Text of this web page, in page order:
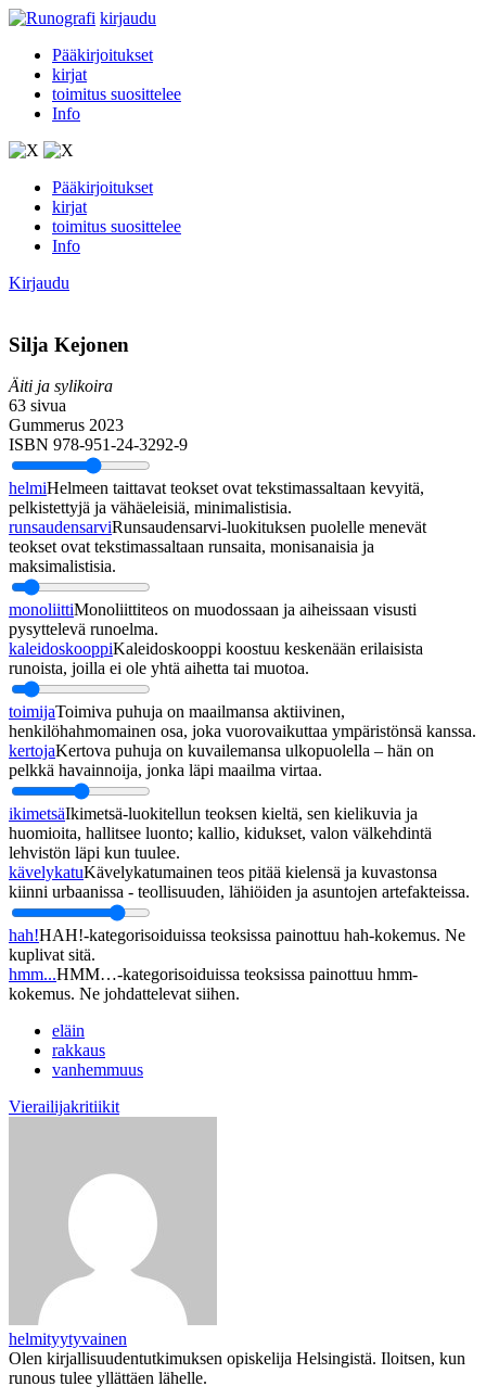
kirjaudu
Pääkirjoitukset
kirjat
toimitus suosittelee
Info
Pääkirjoitukset
kirjat
toimitus suosittelee
Info
Kirjaudu
Silja Kejonen
Äiti ja sylikoira
63 sivua
Gummerus 2023
ISBN 978-951-24-3292-9
helmiHelmeen taittavat teokset ovat tekstimassaltaan kevyitä,
pelkistettyjä ja vähäeleisiä, minimalistisia.
runsaudensarviRunsaudensarvi-luokituksen puolelle menevät
teokset ovat tekstimassaltaan runsaita, monisanaisia ja
maksimalistisia.
monoliittiMonoliittiteos on muodossaan ja aiheissaan visusti
pysyttelevä runoelma.
kaleidoskooppiKaleidoskooppi koostuu keskenään erilaisista
runoista, joilla ei ole yhtä aihetta tai muotoa.
toimijaToimiva puhuja on maailmansa aktiivinen,
henkilöhahmomainen osa, joka vuorovaikuttaa ympäristönsä kanssa.
kertojaKertova puhuja on kuvailemansa ulkopuolella – hän on
pelkkä havainnoija, jonka läpi maailma virtaa.
ikimetsäIkimetsä-luokitellun teoksen kieltä, sen kielikuvia ja
huomioita, hallitsee luonto; kallio, kidukset, valon välkehdintä
lehvistön läpi kun tuulee.
kävelykatuKävelykatumainen teos pitää kielensä ja kuvastonsa
kiinni urbaanissa - teollisuuden, lähiöiden ja asuntojen artefakteissa.
hah!HAH!-kategorisoiduissa teoksissa painottuu hah-kokemus. Ne
kuplivat sitä.
hmm...HMM…-kategorisoiduissa teoksissa painottuu hmm-
kokemus. Ne johdattelevat siihen.
eläin
rakkaus
vanhemmuus
Vierailijakritiikit
helmityytyvainen
Olen kirjallisuudentutkimuksen opiskelija Helsingistä. Iloitsen, kun
runous tulee yllättäen lähelle.